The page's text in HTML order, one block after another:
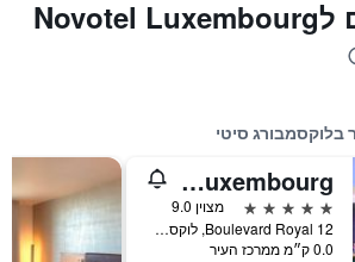
מלונות דומים לNovotel Luxembourg
בלוקסמבורג סיטי
Le Royal Hotels & Resorts Luxembourg
5 כוכבים
מצוין 9.0
12 Boulevard Royal, לוקסמבורג סיטי, מחוז לוקסמבורג, לוקסמבורג
0.0 ק״מ ממרכז העיר